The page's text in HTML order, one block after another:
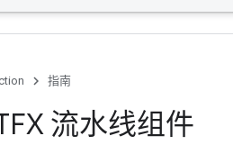
指南
流水线组件